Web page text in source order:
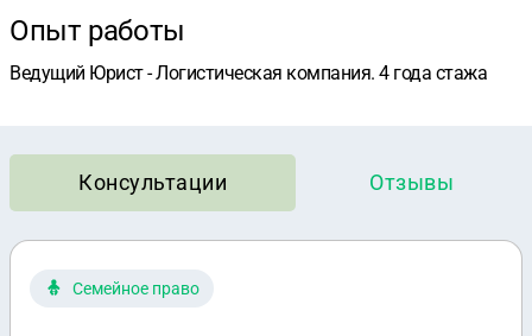
Опыт работы
Ведущий Юрист - Логистическая компания. 4 года стажа
Консультации Отзывы
Семейное право